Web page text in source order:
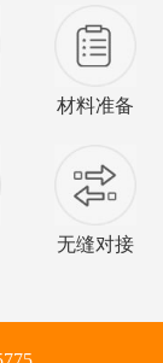
材料准备
无缝对接